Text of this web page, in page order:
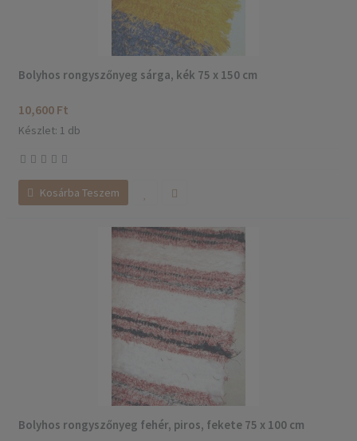
Bolyhos rongyszőnyeg sárga, kék 75 x 150 cm
10,600 Ft
Készlet: 1 db
Kosárba Teszem
Bolyhos rongyszőnyeg fehér, piros, fekete 75 x 100 cm